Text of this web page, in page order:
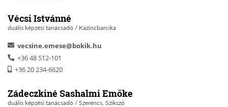
Vécsi Istvánné
duális képzési tanácsadó / Kazincbarcika
vecsine.emese@bokik.hu
+36 48 512-101
+36 20 234-6620
Zádeczkiné Sashalmi Emőke
duális képzési tanácsadó / Szerencs, Szikszó